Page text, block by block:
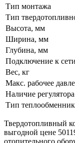
Тип монтажа
Тип
Высота, мм
Ширина, мм
Глубина, мм
Подключение к сети
Вес, кг
Макс. рабочее
Наличие
Тип
Твердотопливный
выгодной цене
отопительного